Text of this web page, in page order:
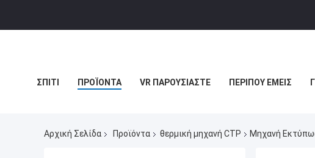
ΣΠΊΤΙ ΠΡΟΪΌΝΤΑ VR ΠΑΡΟΥΣΙΆΣΤΕ ΠΕΡΊΠΟΥ ΕΜΕΊΣ
Αρχική Σελίδα Προϊόντα θερμική μηχανή CTP Μηχανή